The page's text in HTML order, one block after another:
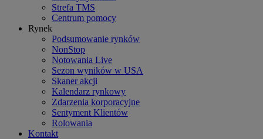
Strefa TMS
Centrum pomocy
Rynek
Podsumowanie rynków
NonStop
Notowania Live
Sezon wyników w USA
Skaner akcji
Kalendarz rynkowy
Zdarzenia korporacyjne
Sentyment Klientów
Rolowania
Kontakt